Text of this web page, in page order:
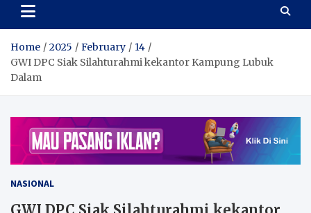
Home 2025 February
14
GWI DPC Siak Silahturahmi kekantor Kampung Lubuk
Dalam
NASIONAL